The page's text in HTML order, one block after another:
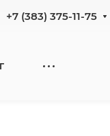
+7 (383) 375-11-75